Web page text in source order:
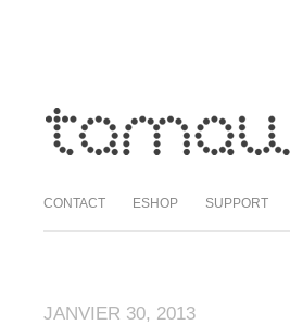
CONTACT ESHOP SUPPORT
JANVIER 30, 2013